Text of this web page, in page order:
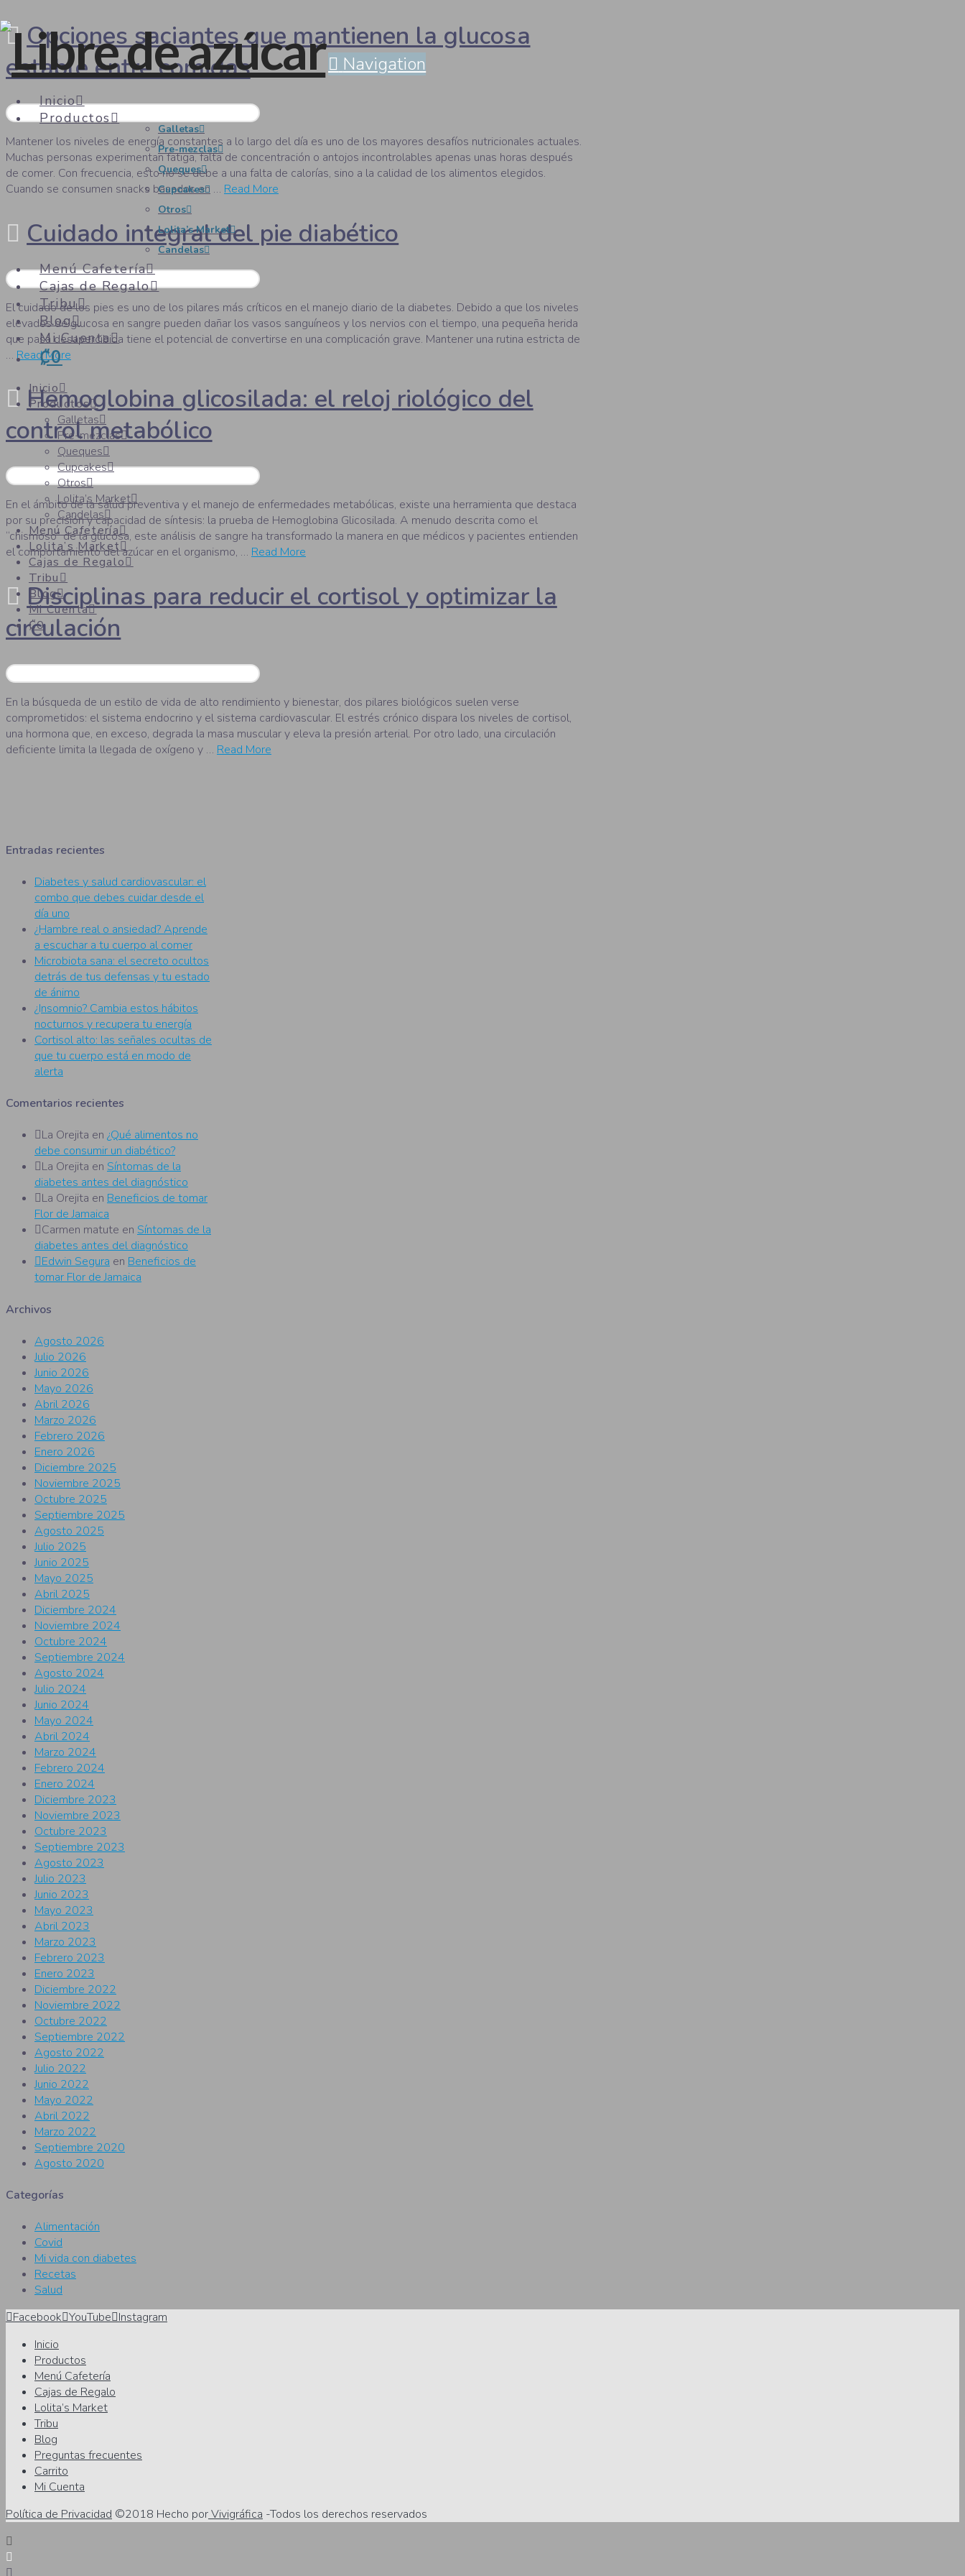
Navigation
Inicio
Productos
Galletas
Pre-mezclas
Queques
Cupcakes
Otros
Lolita’s Market
Candelas
Menú Cafetería
Cajas de Regalo
Tribu
Blog
Mi Cuenta
₡0
Inicio
Productos
Galletas
Pre-mezclas
Queques
Cupcakes
Otros
Lolita’s Market
Candelas
Menú Cafetería
Lolita’s Market
Cajas de Regalo
Tribu
Blog
Mi Cuenta
₡0
Opciones saciantes que mantienen la glucosa
estable entre comidas
Mantener los niveles de energía constantes a lo largo del día es uno de los mayores desafíos nutricionales actuales.
Muchas personas experimentan fatiga, falta de concentración o antojos incontrolables apenas unas horas después
de comer. Con frecuencia, esto no se debe a una falta de calorías, sino a la calidad de los alimentos elegidos.
Cuando se consumen snacks basados en … Read More
Cuidado integral del pie diabético
El cuidado de los pies es uno de los pilares más críticos en el manejo diario de la diabetes. Debido a que los niveles
elevados de glucosa en sangre pueden dañar los vasos sanguíneos y los nervios con el tiempo, una pequeña herida
que pasa desapercibida tiene el potencial de convertirse en una complicación grave. Mantener una rutina estricta de
… Read More
Hemoglobina glicosilada: el reloj riológico del
control metabólico
En el ámbito de la salud preventiva y el manejo de enfermedades metabólicas, existe una herramienta que destaca
por su precisión y capacidad de síntesis: la prueba de Hemoglobina Glicosilada. A menudo descrita como el
“chismoso” de la glucosa, este análisis de sangre ha transformado la manera en que médicos y pacientes entienden
el comportamiento del azúcar en el organismo, … Read More
Disciplinas para reducir el cortisol y optimizar la
circulación
En la búsqueda de un estilo de vida de alto rendimiento y bienestar, dos pilares biológicos suelen verse
comprometidos: el sistema endocrino y el sistema cardiovascular. El estrés crónico dispara los niveles de cortisol,
una hormona que, en exceso, degrada la masa muscular y eleva la presión arterial. Por otro lado, una circulación
deficiente limita la llegada de oxígeno y … Read More
Entradas recientes
Diabetes y salud cardiovascular: el
combo que debes cuidar desde el
día uno
¿Hambre real o ansiedad? Aprende
a escuchar a tu cuerpo al comer
Microbiota sana: el secreto ocultos
detrás de tus defensas y tu estado
de ánimo
¿Insomnio? Cambia estos hábitos
nocturnos y recupera tu energía
Cortisol alto: las señales ocultas de
que tu cuerpo está en modo de
alerta
Comentarios recientes
La Orejita en ¿Qué alimentos no
debe consumir un diabético?
La Orejita en Síntomas de la
diabetes antes del diagnóstico
La Orejita en Beneficios de tomar
Flor de Jamaica
Carmen matute en Síntomas de la
diabetes antes del diagnóstico
Edwin Segura en Beneficios de
tomar Flor de Jamaica
Archivos
Agosto 2026
Julio 2026
Junio 2026
Mayo 2026
Abril 2026
Marzo 2026
Febrero 2026
Enero 2026
Diciembre 2025
Noviembre 2025
Octubre 2025
Septiembre 2025
Agosto 2025
Julio 2025
Junio 2025
Mayo 2025
Abril 2025
Diciembre 2024
Noviembre 2024
Octubre 2024
Septiembre 2024
Agosto 2024
Julio 2024
Junio 2024
Mayo 2024
Abril 2024
Marzo 2024
Febrero 2024
Enero 2024
Diciembre 2023
Noviembre 2023
Octubre 2023
Septiembre 2023
Agosto 2023
Julio 2023
Junio 2023
Mayo 2023
Abril 2023
Marzo 2023
Febrero 2023
Enero 2023
Diciembre 2022
Noviembre 2022
Octubre 2022
Septiembre 2022
Agosto 2022
Julio 2022
Junio 2022
Mayo 2022
Abril 2022
Marzo 2022
Septiembre 2020
Agosto 2020
Categorías
Alimentación
Covid
Mi vida con diabetes
Recetas
Salud
Facebook YouTube Instagram
Inicio
Productos
Menú Cafetería
Cajas de Regalo
Lolita’s Market
Tribu
Blog
Preguntas frecuentes
Carrito
Mi Cuenta
Política de Privacidad ©2018 Hecho porVivigráfica -Todos los derechos reservados